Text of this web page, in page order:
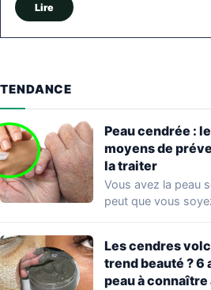
Lire
TENDANCE
Peau cendrée :
moyens de
la traiter
Vous avez la peau
peut que vous
Les cendres
trend beauté ? 6
peau à